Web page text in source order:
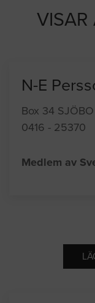
VISAR
N-E
Box 34 SJÖBO
0416 - 25370
Medlem av